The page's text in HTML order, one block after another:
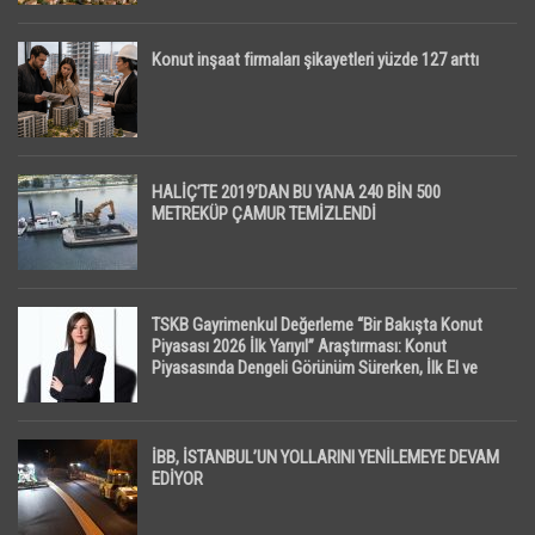
Konut inşaat firmaları şikayetleri yüzde 127 arttı
HALİÇ’TE 2019’DAN BU YANA 240 BİN 500
METREKÜP ÇAMUR TEMİZLENDİ
TSKB Gayrimenkul Değerleme “Bir Bakışta Konut
Piyasası 2026 İlk Yarıyıl” Araştırması: Konut
Piyasasında Dengeli Görünüm Sürerken, İlk El ve
İBB, İSTANBUL’UN YOLLARINI YENİLEMEYE DEVAM
EDİYOR